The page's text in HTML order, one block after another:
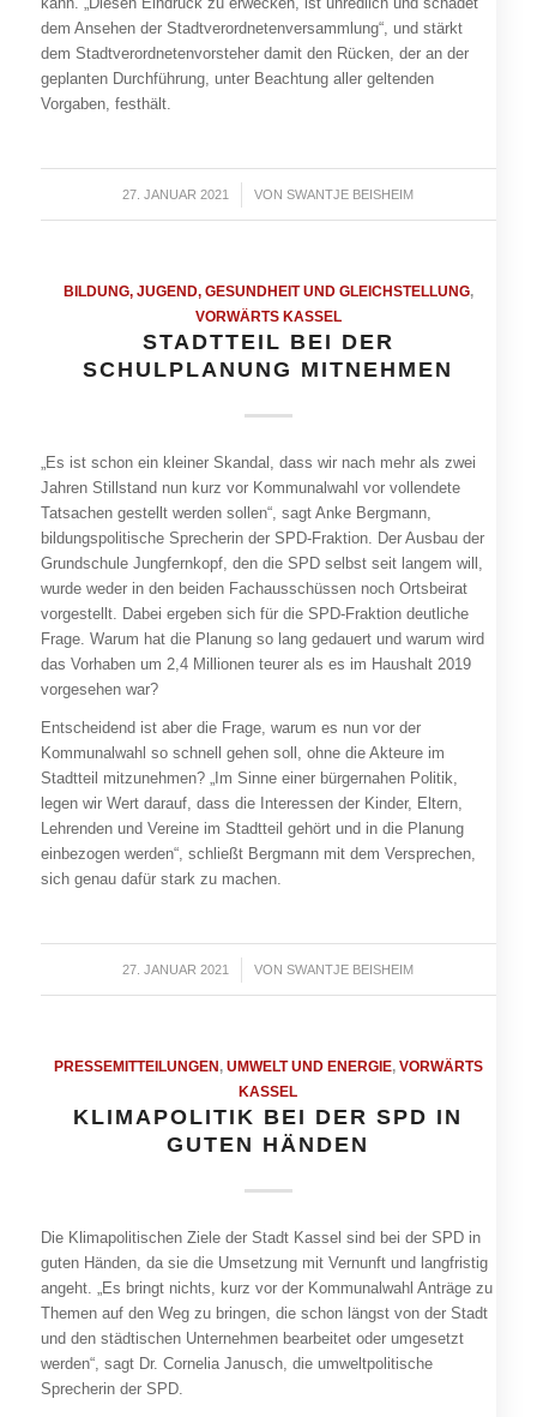
dem Ansehen der Stadtverordnetenversammlung“, und stärkt
dem Stadtverordnetenvorsteher damit den Rücken, der an der
geplanten Durchführung, unter Beachtung aller geltenden
Vorgaben, festhält.
27. JANUAR 2021
/ VONSWANTJE BEISHEIM
BILDUNG, JUGEND, GESUNDHEIT UND GLEICHSTELLUNG,
VORWÄRTS KASSEL
STADTTEIL BEI DER
SCHULPLANUNG MITNEHMEN
„Es ist schon ein kleiner Skandal, dass wir nach mehr als zwei
Jahren Stillstand nun kurz vor Kommunalwahl vor vollendete
Tatsachen gestellt werden sollen“, sagt Anke Bergmann,
bildungspolitische Sprecherin der SPD-Fraktion. Der Ausbau der
Grundschule Jungfernkopf, den die SPD selbst seit langem will,
wurde weder in den beiden Fachausschüssen noch Ortsbeirat
vorgestellt. Dabei ergeben sich für die SPD-Fraktion deutliche
Frage. Warum hat die Planung so lang gedauert und warum wird
das Vorhaben um 2,4 Millionen teurer als es im Haushalt 2019
vorgesehen war?
Entscheidend ist aber die Frage, warum es nun vor der
Kommunalwahl so schnell gehen soll, ohne die Akteure im
Stadtteil mitzunehmen? „Im Sinne einer bürgernahen Politik,
legen wir Wert darauf, dass die Interessen der Kinder, Eltern,
Lehrenden und Vereine im Stadtteil gehört und in die Planung
einbezogen werden“, schließt Bergmann mit dem Versprechen,
sich genau dafür stark zu machen.
27. JANUAR 2021
/ VONSWANTJE BEISHEIM
PRESSEMITTEILUNGEN , UMWELT UND ENERGIE, VORWÄRTS
KASSEL
KLIMAPOLITIK BEI DER SPD IN
GUTEN HÄNDEN
Die Klimapolitischen Ziele der Stadt Kassel sind bei der SPD in
guten Händen, da sie die Umsetzung mit Vernunft und langfristig
angeht. „Es bringt nichts, kurz vor der Kommunalwahl Anträge zu
Themen auf den Weg zu bringen, die schon längst von der Stadt
und den städtischen Unternehmen bearbeitet oder umgesetzt
werden“, sagt Dr. Cornelia Janusch, die umweltpolitische
Sprecherin der SPD.